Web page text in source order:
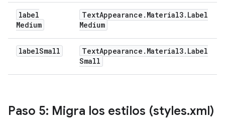
label
Medium
TextAppearance . Material3. Label
Medium
labelSmall TextAppearance . Material3. Label
Small
Paso 5: Migra los estilos (styles.xml)